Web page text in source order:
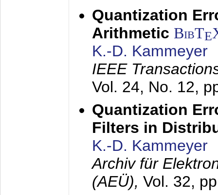
Quantization
Arithmetic BibTE
K.-D. Kammeyer
IEEE
Vol. 24, No. 12,
Quantization
Filters in
K.-D. Kammeyer
Archiv für
(AEÜ), Vol. 32,